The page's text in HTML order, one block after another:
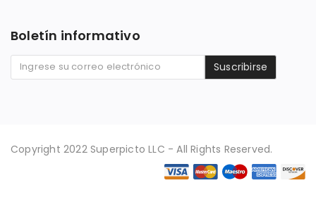
Boletín informativo
Suscribirse
Copyright 2022 Superpicto LLC - All Rights Reserved.